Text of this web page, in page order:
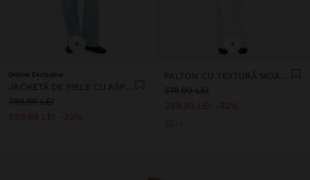
+
Online Exclusive
JACHETĂ DE PIELE CU ASPECT UZAT
799.90 LEI
559.99 LEI
30%
+
PALTON CU TEXTURĂ MOALE ȘI CĂPTUȘEALĂ
379.90 LEI
259.90 LEI
32%